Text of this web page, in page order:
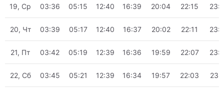
19, Ср 03:36 05:15 12:40 16:39 20:04 22:15
20, Чт 03:39 05:17 12:40 16:37 20:02 22:11
21, Пт 03:42 05:19 12:39 16:36 19:59 22:07
22, Сб 03:45 05:21 12:39 16:34 19:57 22:03